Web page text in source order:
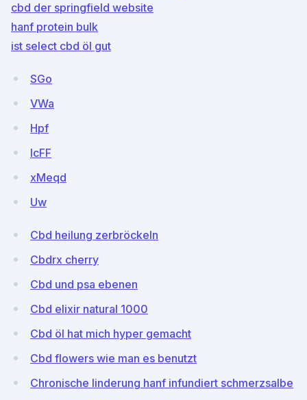
cbd der springfield website
hanf protein bulk
ist select cbd öl gut
SGo
VWa
Hpf
lcFF
xMeqd
Uw
Cbd heilung zerbröckeln
Cbdrx cherry
Cbd und psa ebenen
Cbd elixir natural 1000
Cbd öl hat mich hyper gemacht
Cbd flowers wie man es benutzt
Chronische linderung hanf infundiert schmerzsalbe